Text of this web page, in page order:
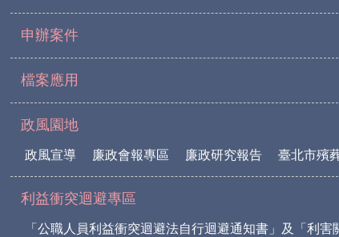
申辦案件
檔案應用
政風園地
政風宣導 廉政會報專區 廉政研究報告 臺北市殯
利益衝突迴避專區
「公職人員利益衝突迴避法自行迴避通知書」及「利害